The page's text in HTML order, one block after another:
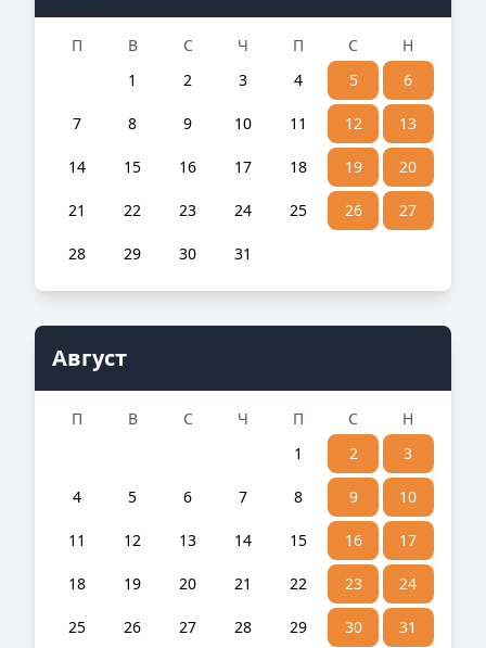
П В С Ч П С
Н
1
2 3 4 5 6
7 8 9 10 11 12 13
14 15 16 17 18 19 20
21 22 23 24 25 26 27
28 29 30 31
Август
П В С Ч П С
Н
1
2 3
4 5 6 7 8 9 10
11 12 13 14 15 16 17
18 19 20 21 22 23 24
25 26 27 28 29 30 31